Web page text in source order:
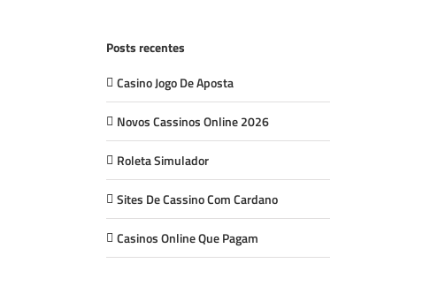
Posts recentes
Casino Jogo De Aposta
Novos Cassinos Online 2026
Roleta Simulador
Sites De Cassino Com Cardano
Casinos Online Que Pagam